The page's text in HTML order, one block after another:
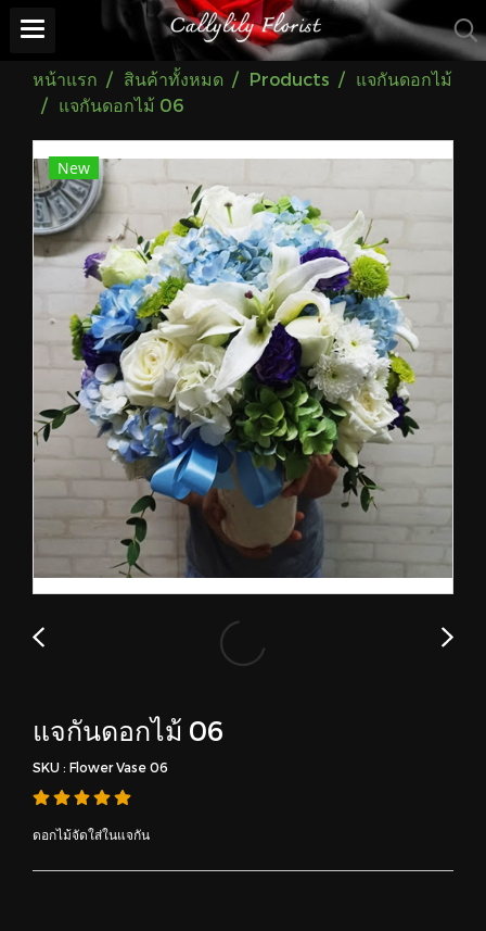
หน้าแรก สินค้าทั้งหมด Products
แจกันดอกไม้
แจกันดอกไม้ 06
New
แจกันดอกไม้ 06
SKU : Flower Vase 06
ดอกไม้จัดใส่ในแจกัน